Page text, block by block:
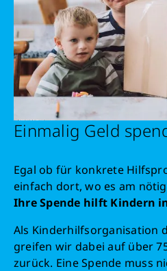
Einmalig Geld
Egal ob für konkrete
einfach dort, wo es am
Ihre Spende hilft Kindern
Als Kinderhilfsorganisation
greifen wir dabei auf über
zurück. Eine Spende muss